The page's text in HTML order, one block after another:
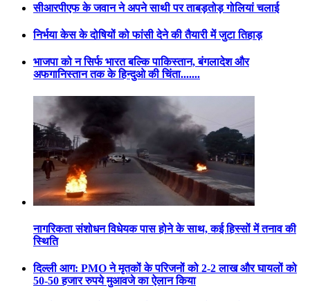
सीआरपीएफ के जवान ने अपने साथी पर ताबड़तोड़ गोलियां चलाई
निर्भया केस के दोषियों को फांसी देने की तैयारी में जुटा तिहाड़
भाजपा को न सिर्फ भारत बल्कि पाकिस्तान, बंगलादेश और
अफगानिस्तान तक के हिन्दुओ की चिंता.......
नागरिकता संशोधन विधेयक पास होने के साथ, कई हिस्सों में तनाव की
स्थिति
दिल्ली आग: PMO ने मृतकों के परिजनों को 2-2 लाख और घायलों को
50-50 हजार रुपये मुआवजे का ऐलान किया